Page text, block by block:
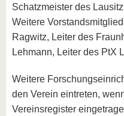
Schatzmeister des
Weitere
Ragwitz, Leiter des
Lehmann, Leiter des PtX
Weitere
den Verein eintreten,
Vereinsregister